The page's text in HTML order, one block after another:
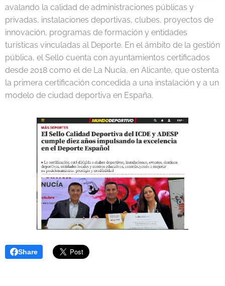
avalando la calidad de administraciones públicas y
privadas, instalaciones deportivas, clubes, proyectos de
innovación, programas de formación y entidades
turísticas vinculadas al Deporte. En el ámbito de la gestión
pública, el Sello cuenta con ayuntamientos certificados
desde 2018 como el de La Nucía, en Alicante, que ostenta
la primera certificación concedida a una instalación y a un
modelo de ciudad deportiva en España.
Share